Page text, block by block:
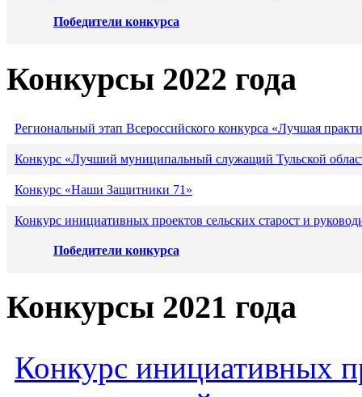
Победители конкурса
Конкурсы 2022 года
Региональный этап Всероссийского конкурса «Лучшая
Конкурс «Лучший муниципальный служащий Тульской
Конкурс «Наши Защитники 71»
Конкурс инициативных проектов сельских старост и
Победители конкурса
Конкурсы 2021 года
Конкурс инициативных